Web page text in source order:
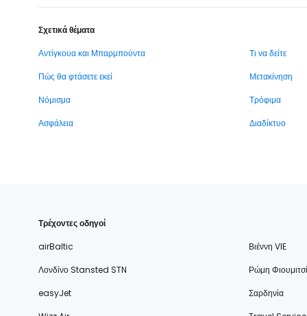
Σχετικά θέματα
Αντίγκουα και Μπαρμπούντα
Τι να δείτε
Πώς θα φτάσετε εκεί
Μετακίνηση
Νόμισμα
Τρόφιμα
Ασφάλεια
Διαδίκτυο
Τρέχοντες οδηγοί
airBaltic
Βιέννη VIE
Λονδίνο Stansted STN
Ρώμη
easyJet
Σαρδηνία